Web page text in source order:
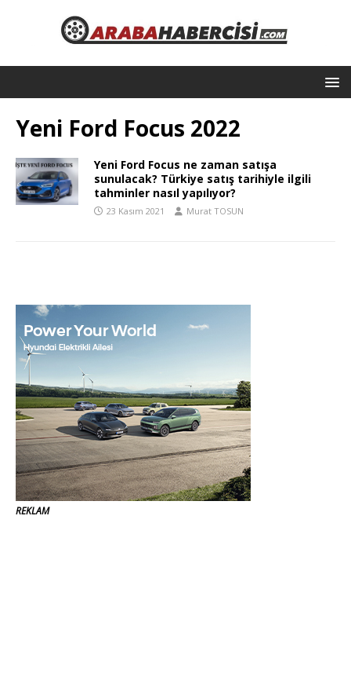
Yeni Ford Focus 2022
Yeni Ford Focus ne zaman satışa
sunulacak? Türkiye satış tarihiyle ilgili
tahminler nasıl yapılıyor?
23 Kasım 2021 Murat TOSUN
REKLAM